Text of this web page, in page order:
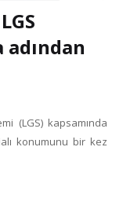
(LGS) kapsamında
konumunu bir kez